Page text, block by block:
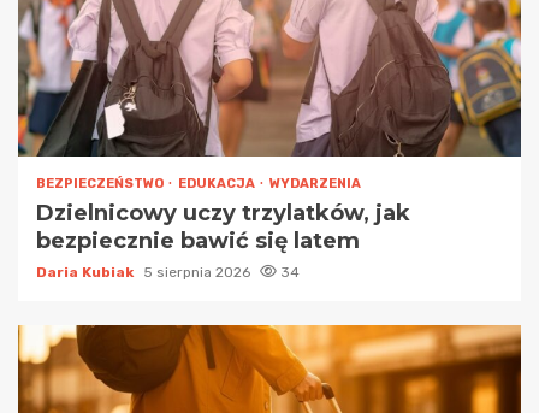
BEZPIECZEŃSTWO EDUKACJA WYDARZENIA
Dzielnicowy uczy trzylatków, jak
bezpiecznie bawić się latem
Daria Kubiak 5 sierpnia 2026 34